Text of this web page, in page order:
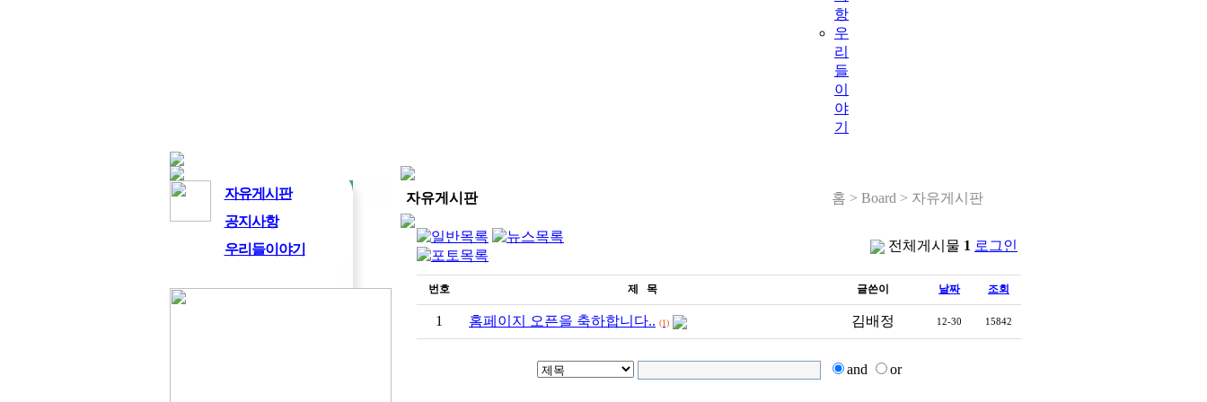
항
우
리
들
이
야
기
자유게시판
공지사항
우리들이야기
자유게시판 홈 > Board > 자유게시판
전체게시물 1 로그인
번호 제 목 글쓴이 날짜 조회
1 홈페이지 오픈을 축하합니다.. (1) 김배정 12-30 15842
and or